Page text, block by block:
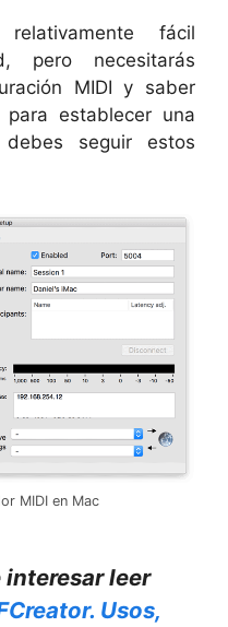
fácil
pero necesitarás
MIDI y saber
establecer una
seguir estos
MIDI en Mac
interesar leer
Usos,